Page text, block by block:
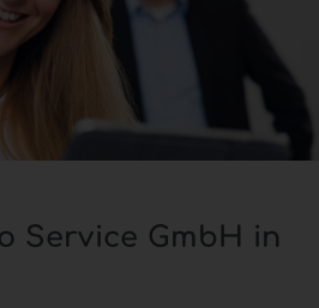
Service GmbH in